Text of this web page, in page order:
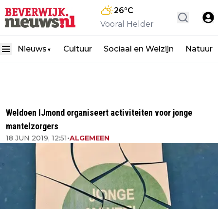
26°C
Vooral Helder
Nieuws ▼ Cultuur Sociaal en Welzijn Natuur
Weldoen IJmond organiseert activiteiten voor jonge
mantelzorgers
18 JUN 2019, 12:51•ALGEMEEN